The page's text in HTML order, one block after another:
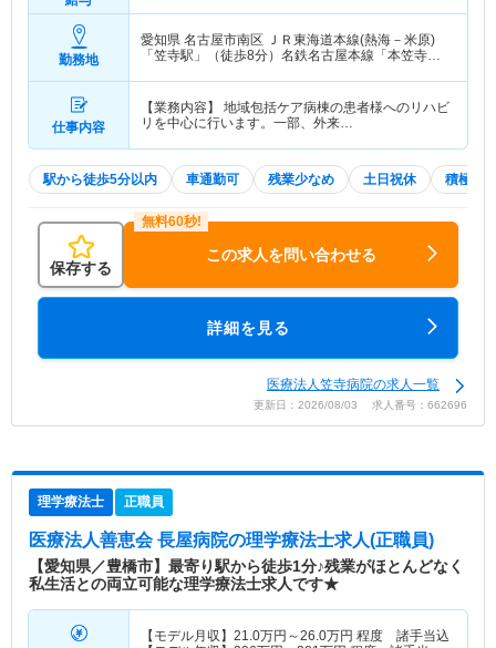
勤務地
愛知県 名古屋市南区 ＪＲ東海道本線(熱海－米原)
「笠寺駅」（徒歩8分）名鉄名古屋本線「本笠寺
仕事内容
【業務内容】 地域包括ケア病棟の患者様へのリハビ
リを中心に行います。一部、外来…
駅から徒歩5分以内 車通勤可 残業少なめ 土日祝休 積極採
保存する
この求人を問い合わせる
詳細を見る
医療法人笠寺病院の求人一覧
更新日：2026/08/03 求人番号：662696
理学療法士 正職員
医療法人善恵会 長屋病院の理学療法士求人(正職員)
【愛知県／豊橋市】最寄り駅から徒歩1分♪残業がほとんどなく
私生活との両立可能な理学療法士求人です★
【モデル月収】 21.0万円～26.0万円 程度 諸手当込